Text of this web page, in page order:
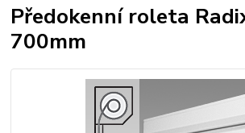
Předokenní roleta
700mm